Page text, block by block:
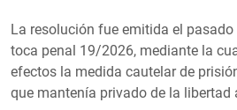
La resolución fue emitida el
toca penal 19/2026, mediante la
efectos la medida cautelar de
que mantenía privado de la libertad